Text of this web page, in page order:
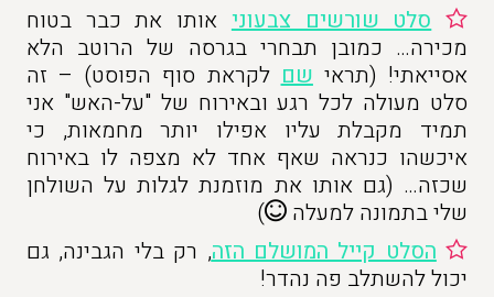
סלט שורשים צבעוניאותו את כבר בטוח
מכירה… כמובן תבחרי בגרסה של הרוטב הלא
אסייאתי! (תראישםלקראת סוף הפוסט) – זה
סלט מעולה לכל רגע ובאירוח של "על-האש" אני
תמיד מקבלת עליו אפילו יותר מחמאות, כי
איכשהו כנראה שאף אחד לא מצפה לו באירוח
שכזה… (גם אותו את מוזמנת לגלות על השולחן
שלי בתמונה למעלה
)
הסלט קייל המושלם הזה, רק בלי הגבינה, גם
יכול להשתלב פה נהדר!